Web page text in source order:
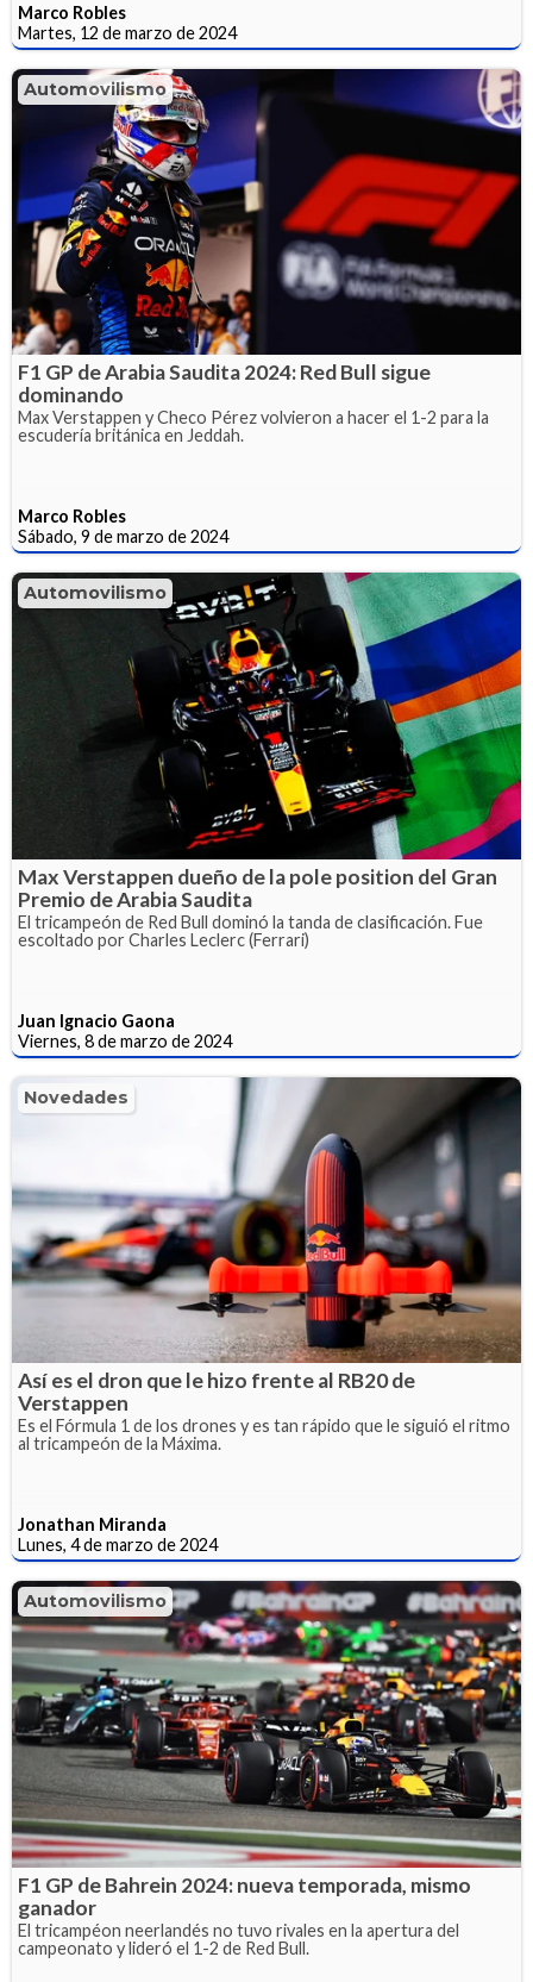
Marco Robles
Martes, 12 de marzo de 2024
Automovilismo
F1 GP de Arabia Saudita 2024: Red Bull sigue
dominando
Max Verstappen y Checo Pérez volvieron a hacer el 1-2 para la
escudería británica en Jeddah.
Marco Robles
Sábado, 9 de marzo de 2024
Automovilismo
Max Verstappen dueño de la pole position del Gran
Premio de Arabia Saudita
El tricampeón de Red Bull dominó la tanda de clasificación. Fue
escoltado por Charles Leclerc (Ferrari)
Juan Ignacio Gaona
Viernes, 8 de marzo de 2024
Novedades
Así es el dron que le hizo frente al RB20 de
Verstappen
Es el Fórmula 1 de los drones y es tan rápido que le siguió el ritmo
al tricampeón de la Máxima.
Jonathan Miranda
Lunes, 4 de marzo de 2024
Automovilismo
F1 GP de Bahrein 2024: nueva temporada, mismo
ganador
El tricampéon neerlandés no tuvo rivales en la apertura del
campeonato y lideró el 1-2 de Red Bull.